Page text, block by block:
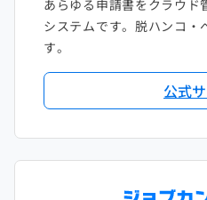
あらゆる申請書をクラウド
システムです。脱ハンコ・
す。
公式